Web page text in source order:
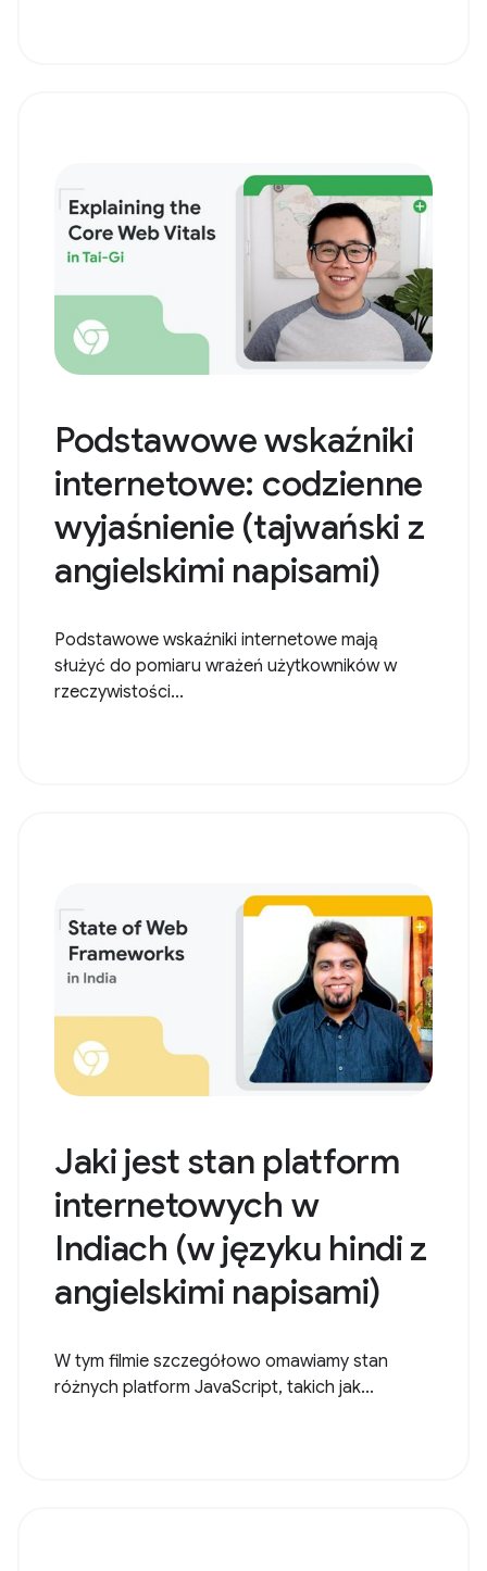
Podstawowe wskaźniki
internetowe: codzienne
wyjaśnienie (tajwański z
angielskimi napisami)
Podstawowe wskaźniki internetowe mają
służyć do pomiaru wrażeń użytkowników w
rzeczywistości...
Jaki jest stan platform
internetowych w
Indiach (w języku hindi z
angielskimi napisami)
W tym filmie szczegółowo omawiamy stan
różnych platform JavaScript, takich jak...